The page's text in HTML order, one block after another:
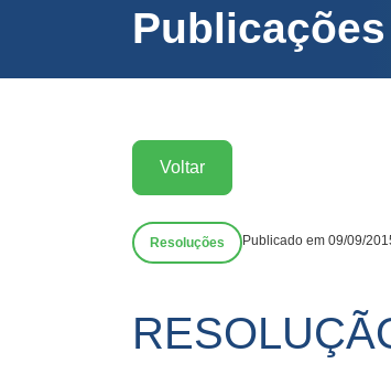
Voltar
Resoluções Publicado em 09/09/